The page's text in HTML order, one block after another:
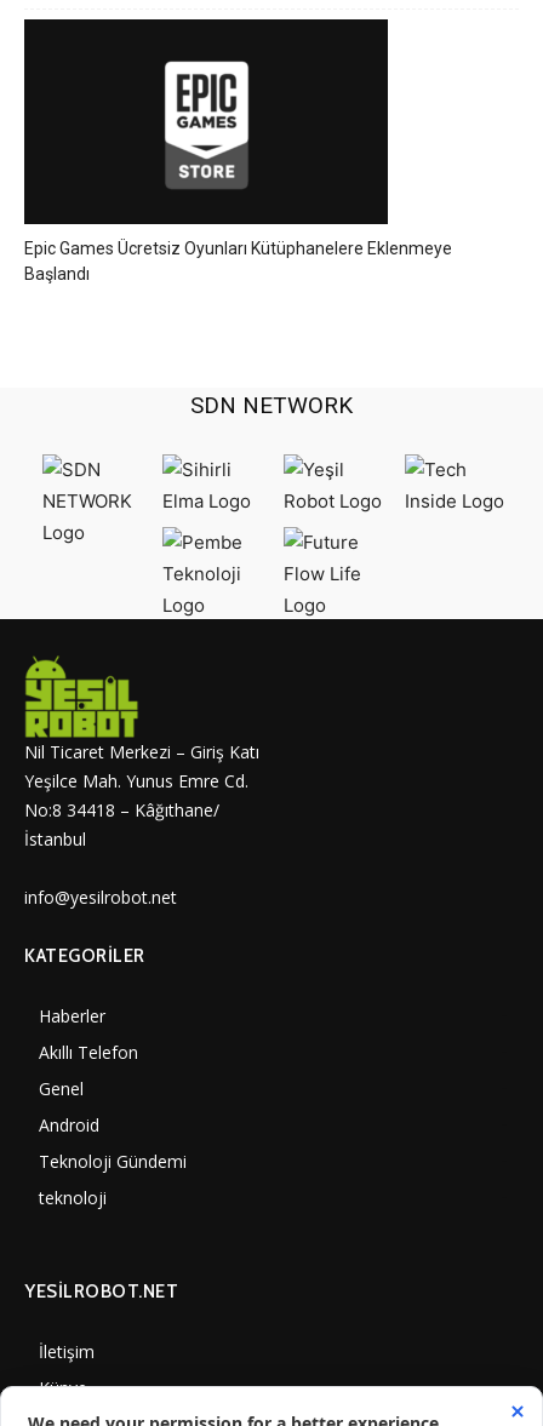
Epic Games Ücretsiz Oyunları Kütüphanelere Eklenmeye
Başlandı
SDN NETWORK
Nil Ticaret Merkezi – Giriş Katı
Yeşilce Mah. Yunus Emre Cd.
No:8 34418 – Kâğıthane/
İstanbul
info@yesilrobot.net
KATEGORILER
Haberler
Akıllı Telefon
Genel
Android
Teknoloji Gündemi
teknoloji
YESİLROBOT.NET
İletişim
Künye